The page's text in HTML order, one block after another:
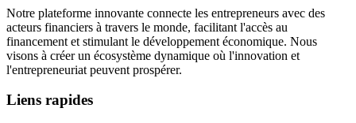
Notre plateforme innovante connecte les entrepreneurs avec des
acteurs financiers à travers le monde, facilitant l'accès au
financement et stimulant le développement économique. Nous
visons à créer un écosystème dynamique où l'innovation et
l'entrepreneuriat peuvent prospérer.
Liens rapides